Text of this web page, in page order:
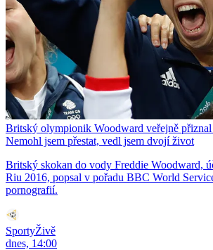
Britský olympionik Woodward veřejně přiznal
Nemohl jsem přestat, vedl jsem dvojí život
Britský skokan do vody Freddie Woodward,
Riu 2016, popsal v pořadu BBC World
pornografií.
SportyŽivě
dnes, 14:00